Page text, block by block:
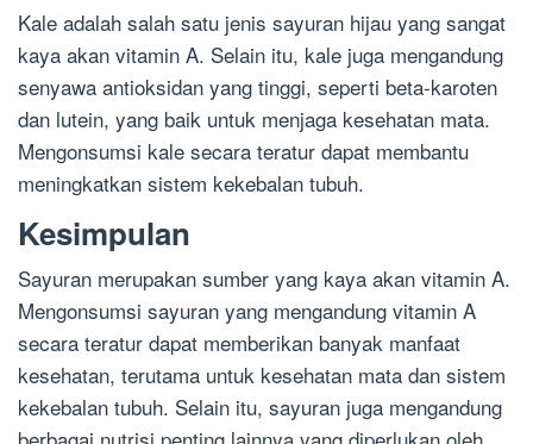
Kale adalah salah satu jenis sayuran hijau yang sangat
kaya akan vitamin A. Selain itu, kale juga mengandung
senyawa antioksidan yang tinggi, seperti beta-karoten
dan lutein, yang baik untuk menjaga kesehatan mata.
Mengonsumsi kale secara teratur dapat membantu
meningkatkan sistem kekebalan tubuh.
Kesimpulan
Sayuran merupakan sumber yang kaya akan vitamin A.
Mengonsumsi sayuran yang mengandung vitamin A
secara teratur dapat memberikan banyak manfaat
kesehatan, terutama untuk kesehatan mata dan sistem
kekebalan tubuh. Selain itu, sayuran juga mengandung